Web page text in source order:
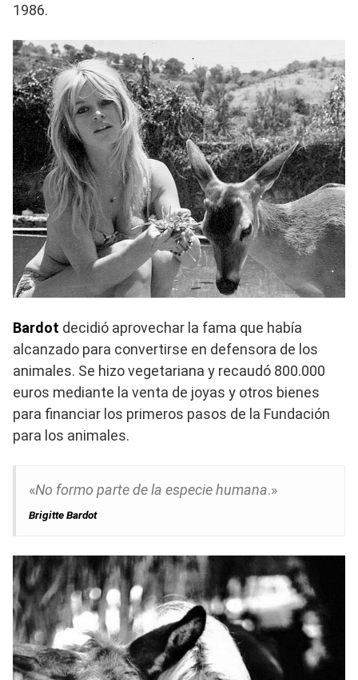
1986.
Bardot decidió aprovechar la fama que había
alcanzado para convertirse en defensora de los
animales. Se hizo vegetariana y recaudó 800.000
euros mediante la venta de joyas y otros bienes
para financiar los primeros pasos de la Fundación
para los animales.
«No formo parte de la especie humana.»
Brigitte Bardot